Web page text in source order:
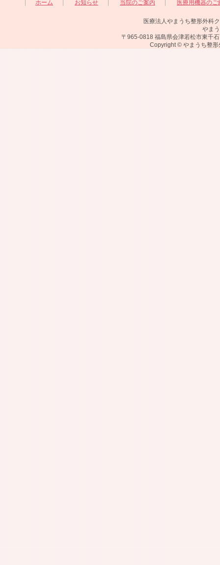
ホーム お知らせ 当院のご案内 医療用機器のご
医療法人やまうち整形外科
やま
〒965-0818 福島県会津若松市東千
Copyright © やまうち整